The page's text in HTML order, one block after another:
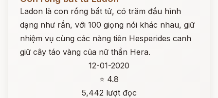
Ladon là con rồng bất tử, có trăm đầu hình
dạng như rắn, với 100 giọng nói khác nhau, giữ
nhiệm vụ cùng các nàng tiên Hesperides canh
giữ cây táo vàng của nữ thần Hera.
12-01-2020
⭐ 4.8
5,442 lượt đọc